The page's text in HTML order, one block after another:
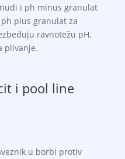
i ph minus granulat
plus granulat za
ravnotežu pH,
plivanje.
i pool line
u borbi protiv